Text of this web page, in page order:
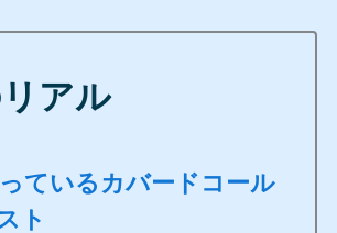
アル
ているカバードコール
ト